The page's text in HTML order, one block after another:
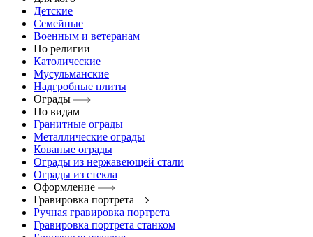
Детские
Семейные
Военным и ветеранам
По религии
Католические
Мусульманские
Надгробные плиты
Ограды
По видам
Гранитные ограды
Металлические ограды
Кованые ограды
Ограды из нержавеющей стали
Ограды из стекла
Оформление
Гравировка портрета
Ручная гравировка портрета
Гравировка портрета станком